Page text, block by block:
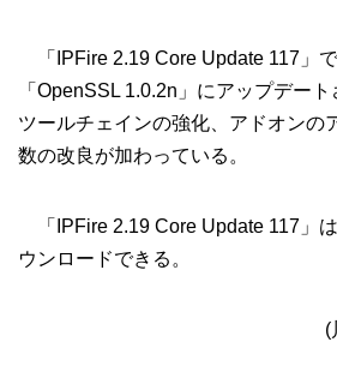
「IPFire 2.19 Core Update 117」
「OpenSSL 1.0.2n」にアップデー
ツールチェインの強化、アドオンの
数の改良が加わっている。
「IPFire 2.19 Core Update 117」は
ウンロードできる。
(